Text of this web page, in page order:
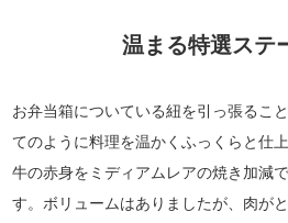
温まる特選ステ
お弁当箱についている紐を引っ張るこ
てのように料理を温かくふっくらと仕
牛の赤身をミディアムレアの焼き加減
す。ボリュームはありましたが、肉が